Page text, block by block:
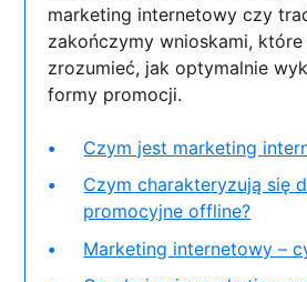
marketing internetowy czy
zakończymy wnioskami,
zrozumieć, jak optymalnie
formy promocji.
Czym jest marketing
Czym charakteryzują się
promocyjne offline?
Marketing internetowy –